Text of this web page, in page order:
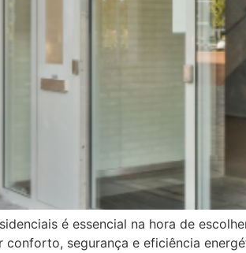
é essencial na hora de
conforto, segurança e eficiência